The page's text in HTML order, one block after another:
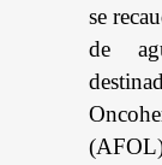
se
de